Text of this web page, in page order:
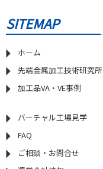
SITEMAP
ホーム
先端金属加工技術研究所
加工品VA・VE事例
バーチャル工場見学
FAQ
ご相談・お問合せ